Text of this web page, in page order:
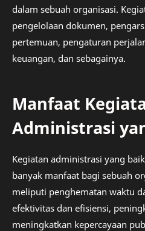
dalam sebuah organisasi.
pengelolaan dokumen,
pertemuan, pengaturan
keuangan, dan sebagainya.
Manfaat
Administrasi
Kegiatan administrasi yang
banyak manfaat bagi sebuah
meliputi penghematan waktu
efektivitas dan efisiensi,
meningkatkan kepercayaan